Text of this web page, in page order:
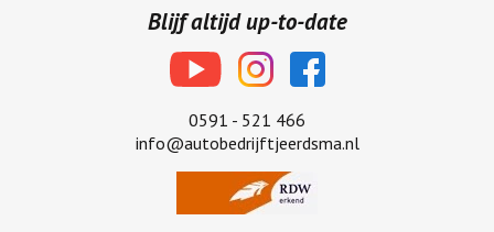
Blijf altijd up-to-date
0591 - 521 466
info@autobedrijftjeerdsma.nl